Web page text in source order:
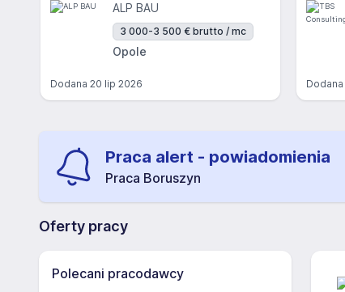
ALP BAU
3 000-3 500 € brutto / mc
Opole
Dodana 20 lip 2026 Dodana
Praca alert - powiadomienia
Praca Boruszyn
Oferty pracy
Polecani pracodawcy